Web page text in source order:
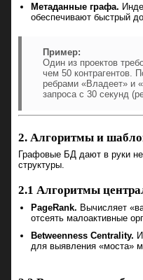
Метаданные графа.
обеспечивают быстрый
Пример:
Один из проектов
чем 50 контрагентов.
ребрами «Владеет» и
запроса с 30 секунд
2. Алгоритмы и
Графовые БД дают в руки
структуры.
2.1 Алгоритмы
PageRank. Вычисляет
отсеять малоактивные
Betweenness Centrality.
для выявления «моста»